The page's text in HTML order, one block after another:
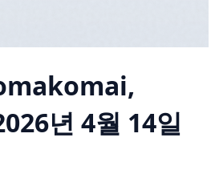
년 4월 14일